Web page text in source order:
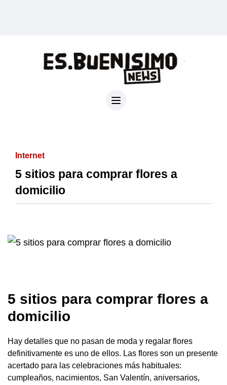
Internet
5 sitios para comprar flores a
domicilio
5 sitios para comprar flores a
domicilio
Hay detalles que no pasan de moda y regalar flores
definitivamente es uno de ellos. Las flores son un presente
acertado para las celebraciones más habituales:
cumpleaños, nacimientos, San Valentín, aniversarios,